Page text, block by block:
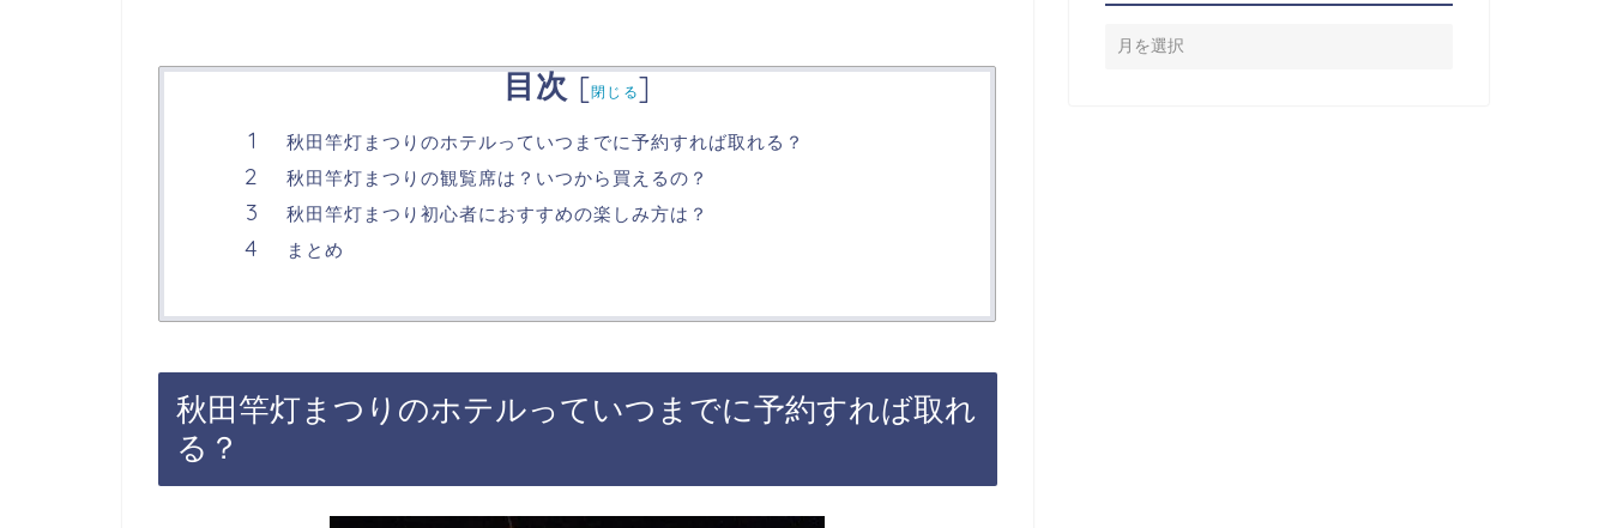
目次 [閉じる]
秋田竿灯まつりのホテルっていつまでに予約すれば取れる？
秋田竿灯まつりの観覧席は？いつから買えるの？
秋田竿灯まつり初心者におすすめの楽しみ方は？
まとめ
秋田竿灯まつりのホテルっていつまでに予約すれば取れ
る？